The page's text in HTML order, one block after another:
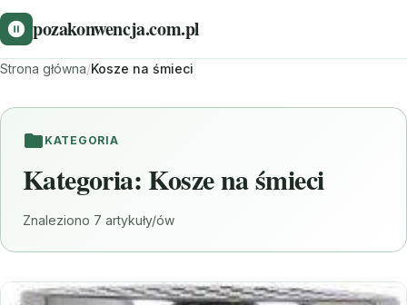
pozakonwencja.com.pl
Strona główna/Kosze na śmieci
KATEGORIA
Kategoria: Kosze na śmieci
Znaleziono 7 artykuły/ów